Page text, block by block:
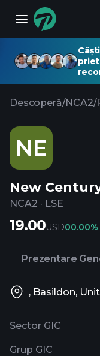
Descoperă/NCA2/
NE
New
NCA2 · LSE
19.00USD00.00%
Prezentare
, Basildon,
Sector GIC
Grup GIC